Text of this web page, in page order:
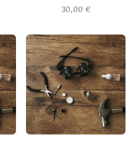
30,00 €